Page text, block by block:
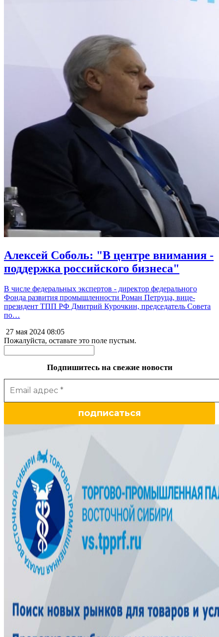
Алексей Соболь: "В центре внимания -
поддержка российского бизнеса"
В числе федеральных экспертов - директор федерального
Фонда развития промышленности Роман Петруца, вице-
президент ТПП РФ Дмитрий Курочкин, председатель Совета
по…
27 мая 2024 08:05
Пожалуйста, оставьте это поле пустым.
Подпишитесь на свежие новости